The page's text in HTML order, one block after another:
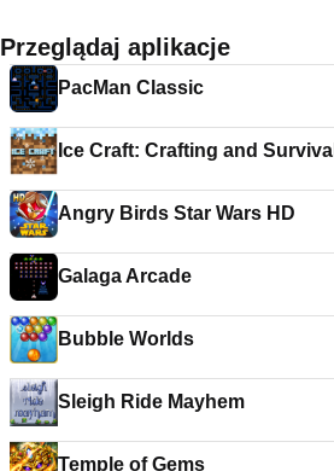
Przeglądaj aplikacje
PacMan Classic
Ice Craft: Crafting and Survival
Angry Birds Star Wars HD
Galaga Arcade
Bubble Worlds
Sleigh Ride Mayhem
Temple of Gems